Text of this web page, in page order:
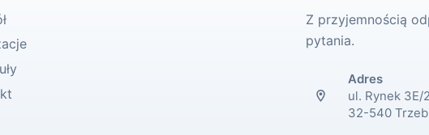
Z przyjemnością
pytania.
Adres
ul. Rynek 3E/2
32-540